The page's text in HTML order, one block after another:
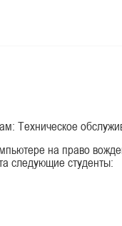
Техническое
на право
следующие студенты: